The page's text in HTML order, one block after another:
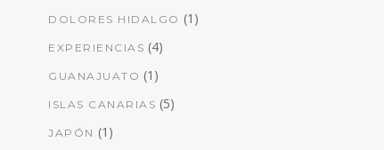
DOLORES HIDALGO (1)
EXPERIENCIAS (4)
GUANAJUATO (1)
ISLAS CANARIAS (5)
JAPÓN (1)